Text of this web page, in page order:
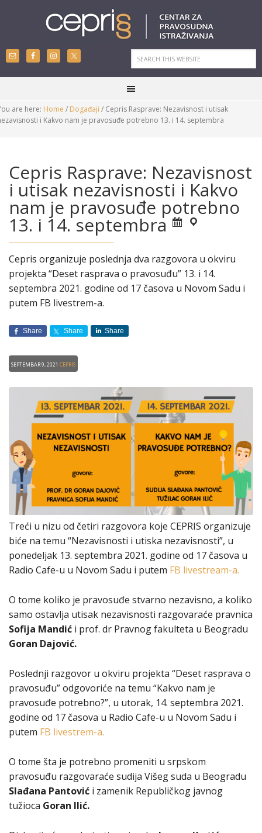
are here: Home / Događaji / Cepris Rasprave: Nezavisnost i utisak
i Kakvo nam je pravosuđe potrebno 13. i 14. septembra
Cepris Rasprave: Nezavisnost
i utisak nezavisnosti i Kakvo
nam je pravosuđe potrebno
13. i 14. septembra
Cepris organizuje poslednja dva razgovora u okviru
projekta “Deset rasprava o pravosuđu” 13. i 14.
septembra 2021. godine od 17 časova u Novom Sadu i
putem FB livestrem-a.
Share Share Share
Septembar 9, 2021 CEPRIS
Treći u nizu od četiri razgovora koje CEPRIS organizuje
biće na temu “Nezavisnosti i utiska nezavisnosti”, u
ponedeljak 13. septembra 2021. godine od 17 časova u
Radio Cafe-u u Novom Sadu i putem FB livestream-a.
O tome koliko je pravosuđe stvarno nezavisno, a koliko
samo ostavlja utisak nezavisnosti razgovaraće pravnica
Sofija Mandić i prof. dr Pravnog fakulteta u Beogradu
Goran Dajović.
Poslednji razgovor u okviru projekta “Deset rasprava o
pravosuđu” odgovoriće na temu “Kakvo nam je
pravosuđe potrebno?”, u utorak, 14. septembra 2021.
godine od 17 časova u Radio Cafe-u u Novom Sadu i
putem FB livestrem-a.
O tome šta je potrebno promeniti u srpskom
pravosuđu razgovaraće sudija Višeg suda u Beogradu
Slađana Pantović i zamenik Republičkog javnog
tužioca Goran Ilić.